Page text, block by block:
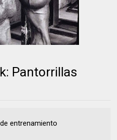
Pantorrillas
entrenamiento